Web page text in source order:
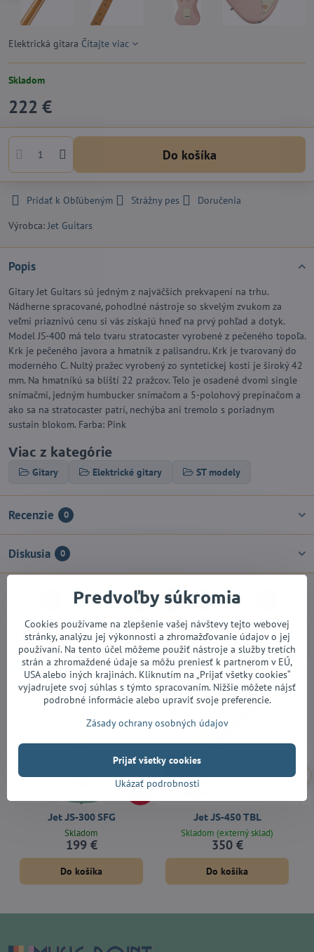
Elektrická gitara Čítajte viac
Skladom
222 €
Do košíka
Pridať k Obľúbeným Strážny pes
Doručenia
Výrobca:Jet Guitars
Popis
Gitary Jet Guitars sú jedným z najväčších prekvapení na trhu.
Nádherne spracované, pohodlné nástroje so skvelým zvukom za
veľmi priaznivú cenu si vás získajú hneď na prvý pohľad a dotyk.
Model JS-400 má telo tvaru stratocaster vyrobené z pečeného topoľa.
Krk je pečeného javora a hmatník z palisandru. Krk je tvarovaný do
moderného C. Nultý pražec vyrobený zo syntetickej kosti je široký 42
mm. Na hmatníkú sa bliští 22 pražcov. Telo je osadené dvomi single
snímačmi, jedným humbucker snímačom a 5-polohový prepínačom a
ako sa na stratocaster patrí, nechýba ani tremolo s poriadnym
sustain blokom. Farba: Pink
Viac z kategórie
Gitary Elektrické gitary ST modely
Recenzie 0
Diskusia 0
FacebookTwitterBlueskyPinterestReddit LinkedInWhatsApp
Alternatívne produkty
9%
AKCIA
Jet JS-300 SFG
Skladom
199 €
Do košíka
Jet JS-450 TBL
Skladom (externý sklad)
350 €
Do košíka
Predvoľby súkromia
Cookies používame na zlepšenie vašej návštevy tejto webovej
stránky, analýzu jej výkonnosti a zhromažďovanie údajov o jej
používaní. Na tento účel môžeme použiť nástroje a služby tretích
strán a zhromaždené údaje sa môžu preniesť k partnerom v EÚ,
USA alebo iných krajinách. Kliknutím na „Prijať všetky cookies“
vyjadrujete svoj súhlas s týmto spracovaním. Nižšie môžete nájsť
podrobné informácie alebo upraviť svoje preferencie.
Zásady ochrany osobných údajov
Ukázať podrobnosti
Prijať všetky cookies